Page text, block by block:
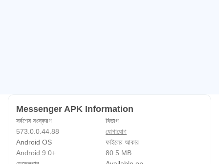
Messenger APK Information
সর্বশেষ সংস্করণ
573.0.0.44.88
বিভাগ
যোগাযোগ
Android OS
Android 9.0+
ফাইলের আকার
80.5 MB